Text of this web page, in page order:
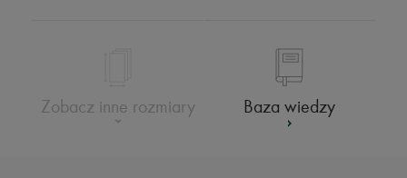
Zobacz inne rozmiary Baza wiedzy